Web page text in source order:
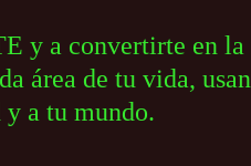
área de tu vida,
a tu mundo.